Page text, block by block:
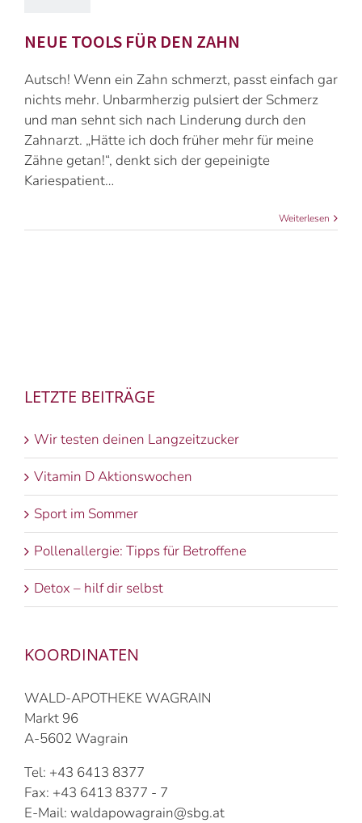
NEUE TOOLS FÜR DEN ZAHN
Autsch! Wenn ein Zahn schmerzt, passt einfach gar
nichts mehr. Unbarmherzig pulsiert der Schmerz
und man sehnt sich nach Linderung durch den
Zahnarzt. „Hätte ich doch früher mehr für meine
Zähne getan!“, denkt sich der gepeinigte
Kariespatient…
Weiterlesen
LETZTE BEITRÄGE
Wir testen deinen Langzeitzucker
Vitamin D Aktionswochen
Sport im Sommer
Pollenallergie: Tipps für Betroffene
Detox – hilf dir selbst
KOORDINATEN
WALD-APOTHEKE WAGRAIN
Markt 96
A-5602 Wagrain
Tel: +43 6413 8377
Fax: +43 6413 8377 - 7
E-Mail: waldapowagrain@sbg.at